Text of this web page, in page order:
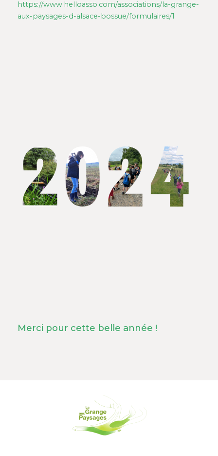
https://www.helloasso.com/associations/la-grange-
aux-paysages-d-alsace-bossue/formulaires/1
Merci pour cette belle année !